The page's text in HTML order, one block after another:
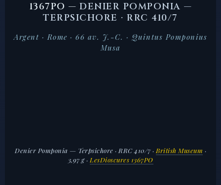
1367PO — DENIER POMPONIA —
TERPSICHORE · RRC 410/7
Argent · Rome · 66 av. J.-C. · Quintus Pomponius
Musa
Denier Pomponia — Terpsichore · RRC 410/7· British Museum ·
3,97 g · LesDioscures 1367PO